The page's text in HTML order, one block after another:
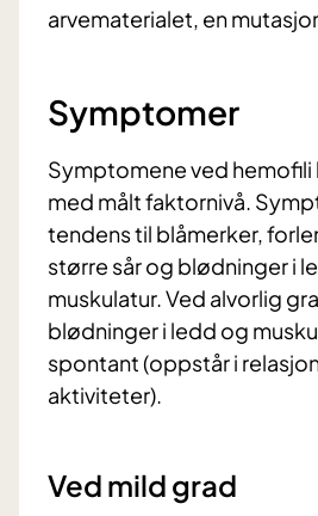
arvematerialet, en
Symptomer
Symptomene ved hemofili
med målt faktornivå.
tendens til blåmerker,
større sår og blødninger i
muskulatur. Ved alvorlig
blødninger i ledd og
spontant (oppstår i
aktiviteter).
Ved mild grad